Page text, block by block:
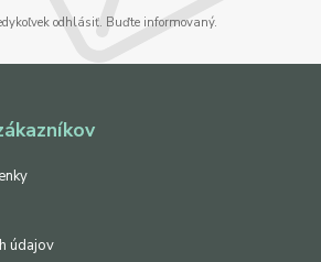
odhlásiť. Buďte informovaný.
údajov